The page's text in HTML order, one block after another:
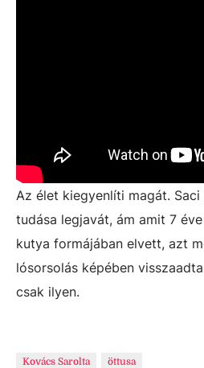
Az élet kiegyenlíti magát.
tudása legjavát, ám amit 7
kutya formájában elvett, azt
lósorsolás képében
csak ilyen.
Kovács Sarolta öttusa